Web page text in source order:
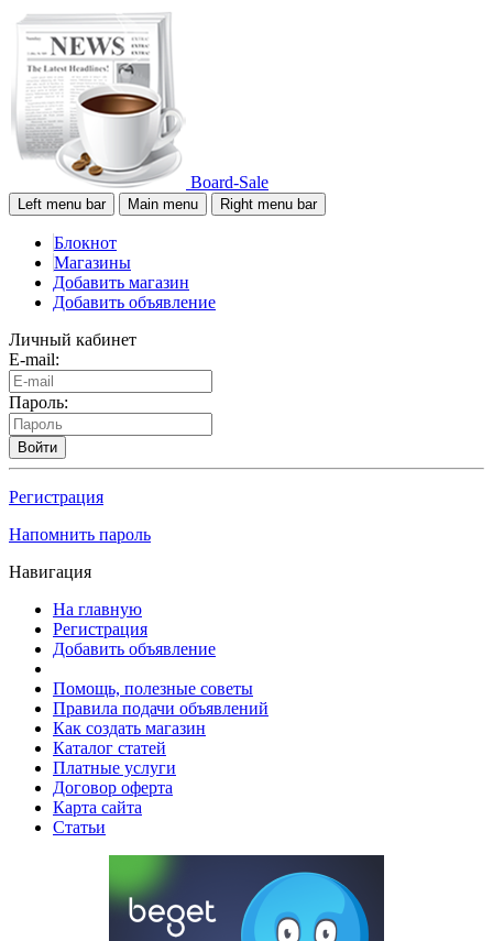
Board-Sale
Left menu bar Main menu Right menu bar
Блокнот
Магазины
Добавить магазин
Добавить объявление
Личный кабинет
E-mail:
Пароль:
Войти
Регистрация
Напомнить пароль
Навигация
На главную
Регистрация
Добавить объявление
Помощь, полезные советы
Правила подачи объявлений
Как создать магазин
Каталог статей
Платные услуги
Договор оферта
Карта сайта
Статьи